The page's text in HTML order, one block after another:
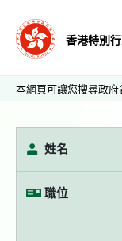
香港特別
本網頁可讓您搜尋政
姓名
職位